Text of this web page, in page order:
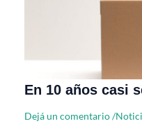
En 10 años casi
Dejá un comentario/